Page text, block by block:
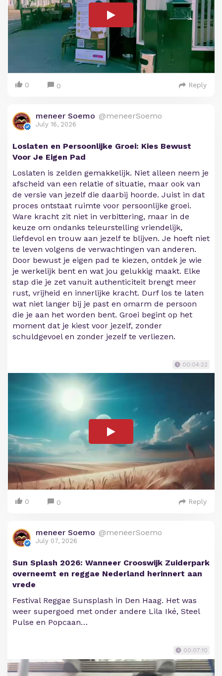
0 0 Reply
meneer Soemo @meneerSoemo
July 16, 2026
Loslaten en Persoonlijke Groei: Kies Bewust
Voor Je Eigen Pad
Loslaten is zelden gemakkelijk. Niet alleen neem je
afscheid van een relatie of situatie, maar ook van
de versie van jezelf die daarbij hoorde. Juist in dat
proces ontstaat ruimte voor persoonlijke groei.
Ware kracht zit niet in verbittering, maar in de
keuze om ondanks teleurstelling vriendelijk,
liefdevol en trouw aan jezelf te blijven. Je hoeft niet
te leven volgens de verwachtingen van anderen.
Door bewust je eigen pad te kiezen, ontdek je wie
je werkelijk bent en wat jou gelukkig maakt. Elke
stap die je zet vanuit authenticiteit brengt meer
rust, vrijheid en innerlijke kracht. Durf los te laten
wat niet langer bij je past en omarm de persoon
die je aan het worden bent. Groei begint op het
moment dat je kiest voor jezelf, zonder
schuldgevoel en zonder jezelf te verliezen.
00:04:22
0 0 Reply
meneer Soemo @meneerSoemo
July 07, 2026
Sun Splash 2026: Wanneer Crooswijk Zuiderpark
overneemt en reggae Nederland herinnert aan
vrede
Festival Reggae Sunsplash in Den Haag. Het was
weer supergoed met onder andere Lila Iké, Steel
Pulse en Popcaan…
00:07:10